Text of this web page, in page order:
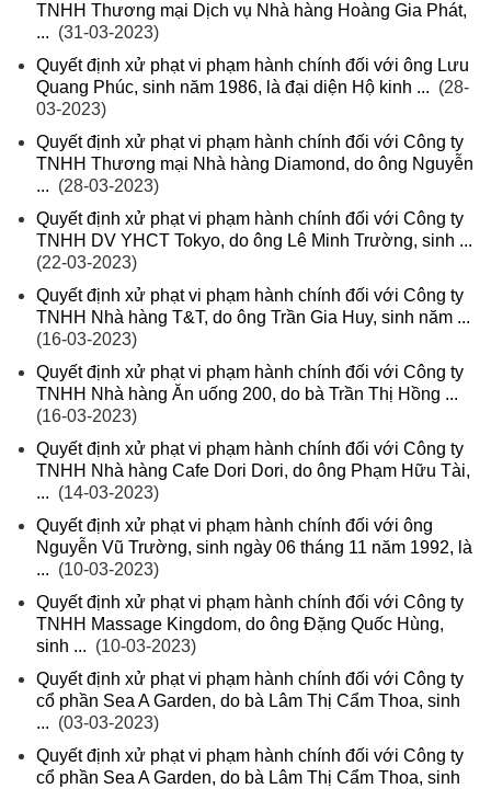
TNHH Thương mại Dịch vụ Nhà hàng Hoàng Gia Phát,
... (31-03-2023)
Quyết định xử phạt vi phạm hành chính đối với ông Lưu
Quang Phúc, sinh năm 1986, là đại diện Hộ kinh ... (28-
03-2023)
Quyết định xử phạt vi phạm hành chính đối với Công ty
TNHH Thương mại Nhà hàng Diamond, do ông Nguyễn
... (28-03-2023)
Quyết định xử phạt vi phạm hành chính đối với Công ty
TNHH DV YHCT Tokyo, do ông Lê Minh Trường, sinh ...
(22-03-2023)
Quyết định xử phạt vi phạm hành chính đối với Công ty
TNHH Nhà hàng T&T, do ông Trần Gia Huy, sinh năm ...
(16-03-2023)
Quyết định xử phạt vi phạm hành chính đối với Công ty
TNHH Nhà hàng Ăn uống 200, do bà Trần Thị Hồng ...
(16-03-2023)
Quyết định xử phạt vi phạm hành chính đối với Công ty
TNHH Nhà hàng Cafe Dori Dori, do ông Phạm Hữu Tài,
... (14-03-2023)
Quyết định xử phạt vi phạm hành chính đối với ông
Nguyễn Vũ Trường, sinh ngày 06 tháng 11 năm 1992, là
... (10-03-2023)
Quyết định xử phạt vi phạm hành chính đối với Công ty
TNHH Massage Kingdom, do ông Đặng Quốc Hùng,
sinh ... (10-03-2023)
Quyết định xử phạt vi phạm hành chính đối với Công ty
cổ phần Sea A Garden, do bà Lâm Thị Cẩm Thoa, sinh
... (03-03-2023)
Quyết định xử phạt vi phạm hành chính đối với Công ty
cổ phần Sea A Garden, do bà Lâm Thị Cẩm Thoa, sinh